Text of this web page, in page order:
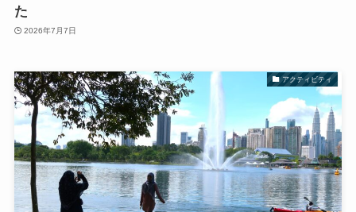
た
2026年7月7日
アクティビティ